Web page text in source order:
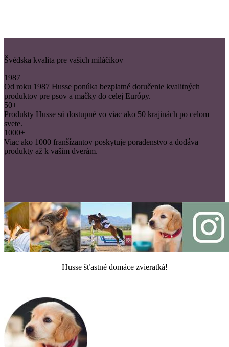
Švédska kvalita pre vašich miláčikov
1987
Od roku 1987 Husse ponúka bezplatné doručenie kvalitných
produktov pre psov a mačky do celej Európy.
50+
Produkty Husse sú dostupné vo viac ako 50 krajinách po celom
svete.
1000+
Viac ako 1000 franšízantov poskytuje poradenstvo a dodáva
produkty až k vašim dverám.
Husse šťastné domáce zvieratká!